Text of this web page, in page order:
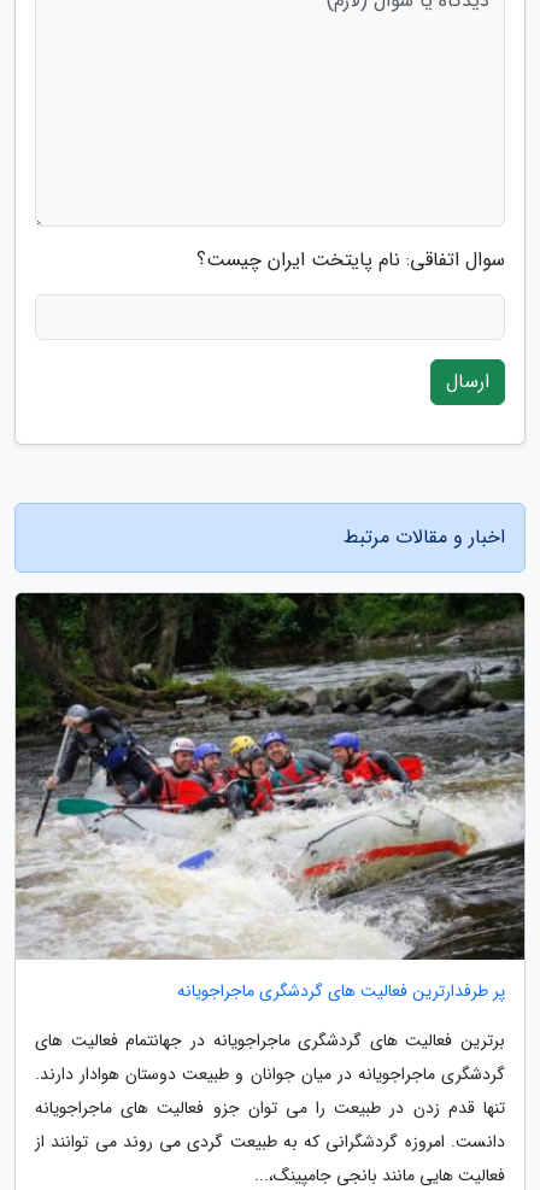
سوال اتفاقی: نام پایتخت ایران چیست؟
ارسال
اخبار و مقالات مرتبط
پر طرفدارترین فعالیت های گردشگری ماجراجویانه
برترین فعالیت های گردشگری ماجراجویانه در جهانتمام فعالیت های
گردشگری ماجراجویانه در میان جوانان و طبیعت دوستان هوادار دارند.
تنها قدم زدن در طبیعت را می توان جزو فعالیت های ماجراجویانه
دانست. امروزه گردشگرانی که به طبیعت گردی می روند می توانند از
فعالیت هایی مانند بانجی جامپینگ،...